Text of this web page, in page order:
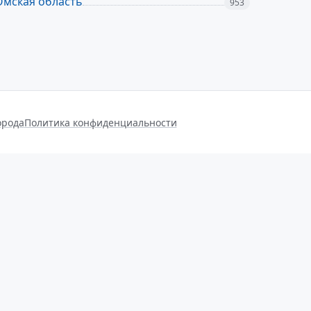
953
Политика конфиденциальности